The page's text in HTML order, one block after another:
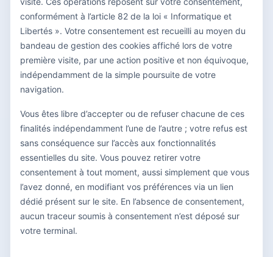
conformément à l’article 82 de la loi « Informatique et
Libertés ». Votre consentement est recueilli au moyen du
bandeau de gestion des cookies affiché lors de votre
première visite, par une action positive et non équivoque,
indépendamment de la simple poursuite de votre
navigation.
Vous êtes libre d’accepter ou de refuser chacune de ces
finalités indépendamment l’une de l’autre ; votre refus est
sans conséquence sur l’accès aux fonctionnalités
essentielles du site. Vous pouvez retirer votre
consentement à tout moment, aussi simplement que vous
l’avez donné, en modifiant vos préférences via un lien
dédié présent sur le site. En l’absence de consentement,
aucun traceur soumis à consentement n’est déposé sur
votre terminal.